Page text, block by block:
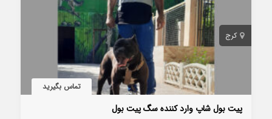
کرج
تماس بگیرید
پیت بول شاپ وارد کننده سگ پیت بول